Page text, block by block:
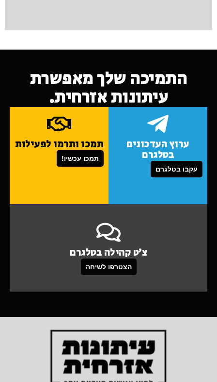
התמיכה שלך מאפשרת
עיתונות אזרחית.
ערוץ העדכונים
בטלגרם
עקבו בטלגרם
תמכו ותרמו לפעילות
תמכו עכשיו!
צ'ט קהילה בטלגרם
הצטרפו לשיחה